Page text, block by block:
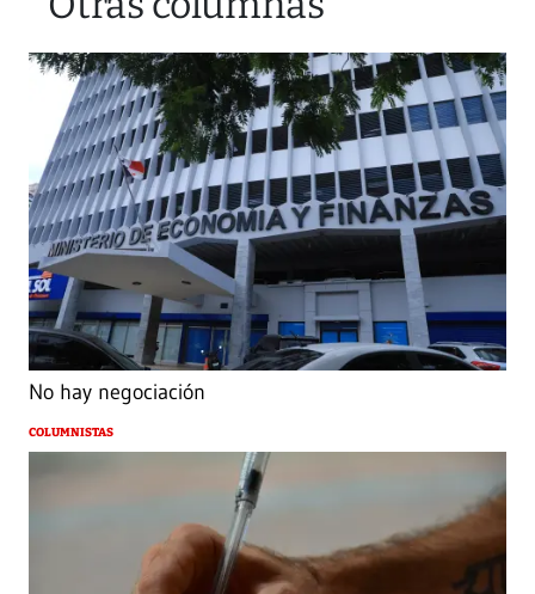
No hay negociación
COLUMNISTAS